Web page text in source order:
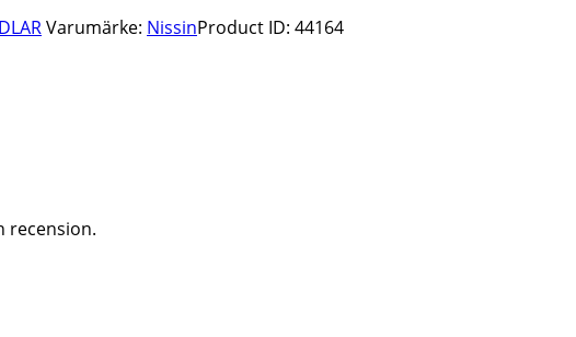
Varumärke: NissinProduct ID: 44164
recension.